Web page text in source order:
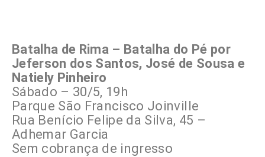
Batalha de Rima – Batalha do Pé por
Jeferson dos Santos, José de Sousa e
Natiely Pinheiro
Sábado – 30/5, 19h
Parque São Francisco Joinville
Rua Benício Felipe da Silva, 45 –
Adhemar Garcia
Sem cobrança de ingresso